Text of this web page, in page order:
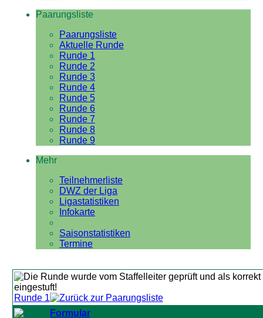
Paarungsliste
Paarungsliste
Aktuelle Runde
Runde 1
Runde 2
Runde 3
Runde 4
Runde 5
Runde 6
Runde 7
Runde 8
Runde 9
Mehr
Teilnehmerliste
DWZ der Liga
Ligastatistiken
Infokarte
Saisonstatistiken
Termine
Runde 1